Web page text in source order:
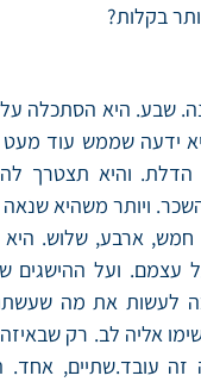
בקלות?
שבע. היא הסתכלה על
ידעה שממש עוד מעט
הדלת. והיא תצטרך
ויותר משהיא
ארבע, שלוש. היא
עצמם. ועל ההישגים
לעשות את מה
אליה לב. רק
זה עובד.שתיים, אחד.